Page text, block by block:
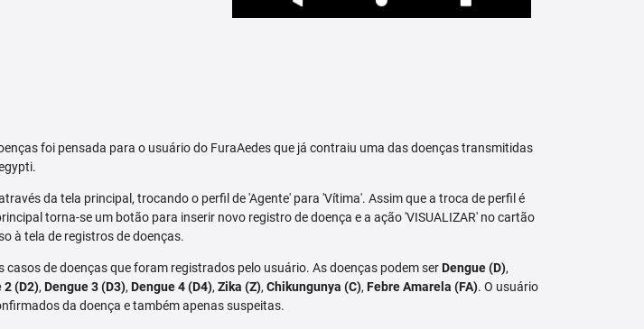
foi pensada para o usuário do FuraAedes que já contraiu uma das doenças transmitidas
da tela principal, trocando o perfil de 'Agente' para 'Vítima'. Assim que a troca de perfil é
torna-se um botão para inserir novo registro de doença e a ação 'VISUALIZAR' no cartão
à tela de registros de doenças.
casos de doenças que foram registrados pelo usuário. As doenças podem serDengue (D),
2 (D2),Dengue 3 (D3),Dengue 4 (D4),Zika (Z),Chikungunya (C),Febre Amarela (FA). O usuário
da doença e também apenas suspeitas.